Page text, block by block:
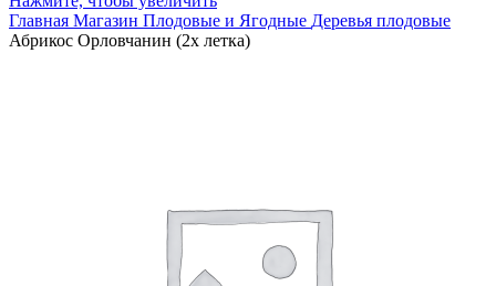
Главная Магазин Плодовые и Ягодные Деревья плодовые
Абрикос Орловчанин (2х летка)